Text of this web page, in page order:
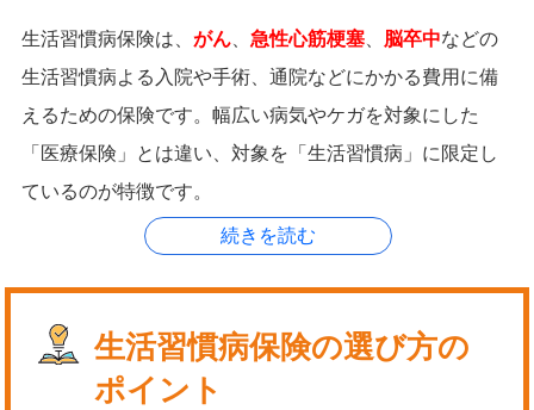
生活習慣病保険は、 がん 急性心筋梗塞 脳卒中などの
生活習慣病よる入院や手術、通院などにかかる費用に備
えるための保険です。幅広い病気やケガを対象にした
「医療保険」とは違い、対象を「生活習慣病」に限定し
ているのが特徴です。
生活習慣病保険の選び方の
ポイント